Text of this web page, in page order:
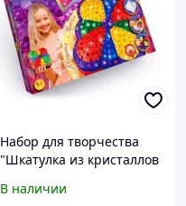
Набор для творчества
"Шкатулка из кристаллов
03
В наличии